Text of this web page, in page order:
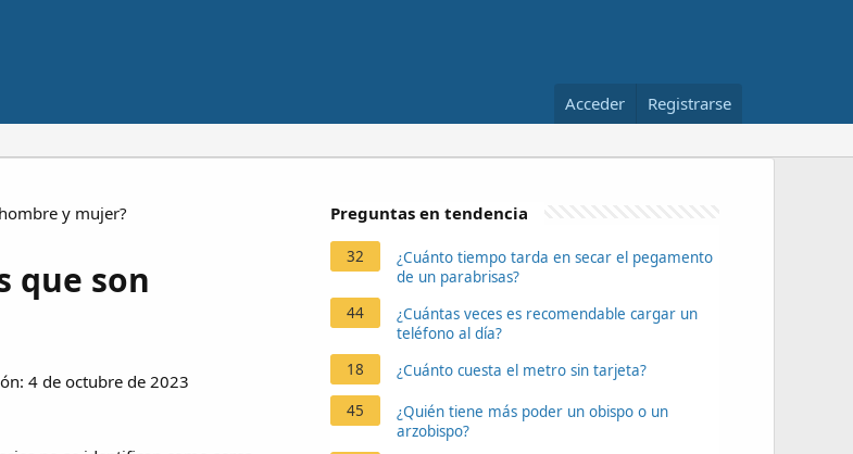
Acceder Registrarse
y mujer?
que son
4 de octubre de 2023
Preguntas en tendencia
32
¿Cuánto tiempo tarda en secar el pegamento
de un parabrisas?
44
¿Cuántas veces es recomendable cargar un
teléfono al día?
18
¿Cuánto cuesta el metro sin tarjeta?
45
¿Quién tiene más poder un obispo o un
arzobispo?